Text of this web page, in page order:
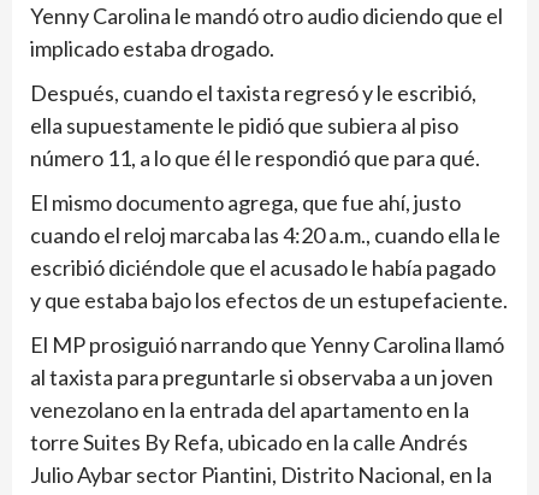
Yenny Carolina le mandó otro audio diciendo que el
implicado estaba drogado.
Después, cuando el taxista regresó y le escribió,
ella supuestamente le pidió que subiera al piso
número 11, a lo que él le respondió que para qué.
El mismo documento agrega, que fue ahí, justo
cuando el reloj marcaba las 4:20 a.m., cuando ella le
escribió diciéndole que el acusado le había pagado
y que estaba bajo los efectos de un estupefaciente.
El MP prosiguió narrando que Yenny Carolina llamó
al taxista para preguntarle si observaba a un joven
venezolano en la entrada del apartamento en la
torre Suites By Refa, ubicado en la calle Andrés
Julio Aybar sector Piantini, Distrito Nacional, en la